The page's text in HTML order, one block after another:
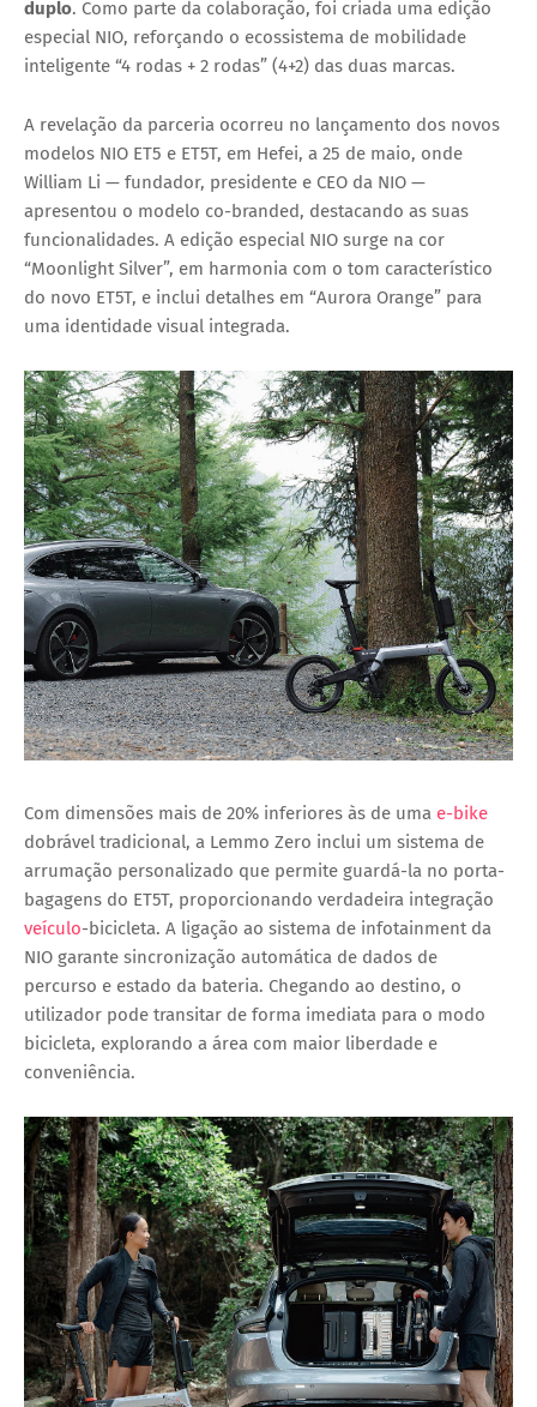
duplo. Como parte da colaboração, foi criada uma edição
especial NIO, reforçando o ecossistema de mobilidade
inteligente “4 rodas + 2 rodas” (4+2) das duas marcas.
A revelação da parceria ocorreu no lançamento dos novos
modelos NIO ET5 e ET5T, em Hefei, a 25 de maio, onde
William Li — fundador, presidente e CEO da NIO —
apresentou o modelo co-branded, destacando as suas
funcionalidades. A edição especial NIO surge na cor
“Moonlight Silver”, em harmonia com o tom característico
do novo ET5T, e inclui detalhes em “Aurora Orange” para
uma identidade visual integrada.
Com dimensões mais de 20% inferiores às de uma e-bike
dobrável tradicional, a Lemmo Zero inclui um sistema de
arrumação personalizado que permite guardá-la no porta-
bagagens do ET5T, proporcionando verdadeira integração
veículo-bicicleta. A ligação ao sistema de infotainment da
NIO garante sincronização automática de dados de
percurso e estado da bateria. Chegando ao destino, o
utilizador pode transitar de forma imediata para o modo
bicicleta, explorando a área com maior liberdade e
conveniência.